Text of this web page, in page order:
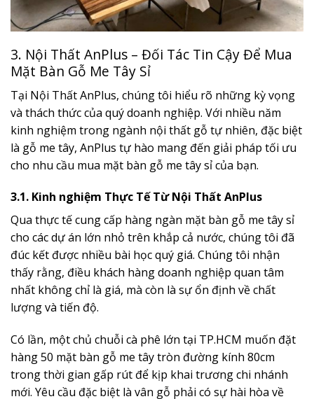
3. Nội Thất AnPlus – Đối Tác Tin Cậy Để Mua
Mặt Bàn Gỗ Me Tây Sỉ
Tại Nội Thất AnPlus, chúng tôi hiểu rõ những kỳ vọng
và thách thức của quý doanh nghiệp. Với nhiều năm
kinh nghiệm trong ngành nội thất gỗ tự nhiên, đặc biệt
là gỗ me tây, AnPlus tự hào mang đến giải pháp tối ưu
cho nhu cầu mua mặt bàn gỗ me tây sỉ của bạn.
3.1. Kinh nghiệm Thực Tế Từ Nội Thất AnPlus
Qua thực tế cung cấp hàng ngàn mặt bàn gỗ me tây sỉ
cho các dự án lớn nhỏ trên khắp cả nước, chúng tôi đã
đúc kết được nhiều bài học quý giá. Chúng tôi nhận
thấy rằng, điều khách hàng doanh nghiệp quan tâm
nhất không chỉ là giá, mà còn là sự ổn định về chất
lượng và tiến độ.
Có lần, một chủ chuỗi cà phê lớn tại TP.HCM muốn đặt
hàng 50 mặt bàn gỗ me tây tròn đường kính 80cm
trong thời gian gấp rút để kịp khai trương chi nhánh
mới. Yêu cầu đặc biệt là vân gỗ phải có sự hài hòa về